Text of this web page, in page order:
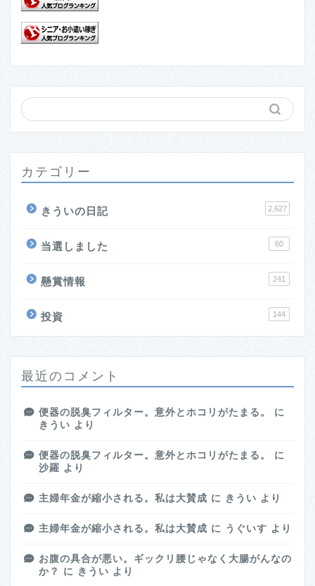
カテゴリー
きういの日記 2,627
当選しました 60
懸賞情報 241
投資 144
最近のコメント
便器の脱臭フィルター。意外とホコリがたまる。
に
きうい より
便器の脱臭フィルター。意外とホコリがたまる。
に
沙羅 より
主婦年金が縮小される。私は大賛成 に きうい より
主婦年金が縮小される。私は大賛成 に うぐいす より
お腹の具合が悪い。ギックリ腰じゃなく大腸がんなの
か？
に きうい より